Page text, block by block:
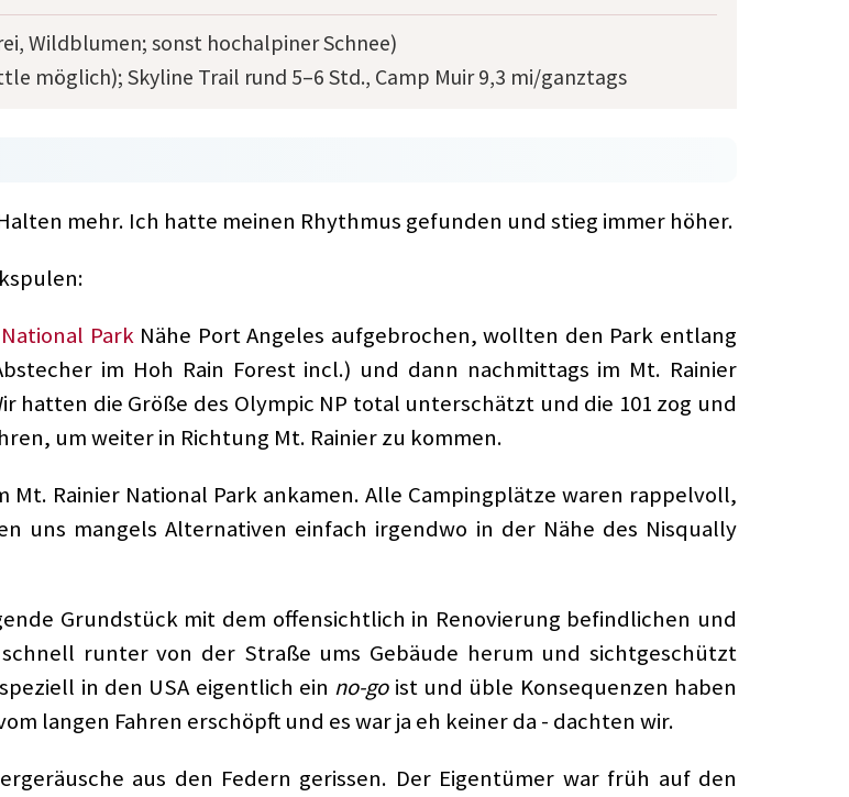
Wildblumen; sonst hochalpiner Schnee)
möglich); Skyline Trail rund 5–6 Std., Camp Muir 9,3 mi/ganztags
mehr. Ich hatte meinen Rhythmus gefunden und stieg immer höher.
ParkNähe Port Angeles aufgebrochen, wollten den Park entlang
im Hoh Rain Forest incl.) und dann nachmittags im Mt. Rainier
hatten die Größe des Olympic NP total unterschätzt und die 101 zog und
um weiter in Richtung Mt. Rainier zu kommen.
Mt. Rainier National Park ankamen. Alle Campingplätze waren rappelvoll,
uns mangels Alternativen einfach irgendwo in der Nähe des Nisqually
Grundstück mit dem offensichtlich in Renovierung befindlichen und
runter von der Straße ums Gebäude herum und sichtgeschützt
in den USA eigentlich ein no-goist und üble Konsequenzen haben
langen Fahren erschöpft und es war ja eh keiner da - dachten wir.
aus den Federn gerissen. Der Eigentümer war früh auf den